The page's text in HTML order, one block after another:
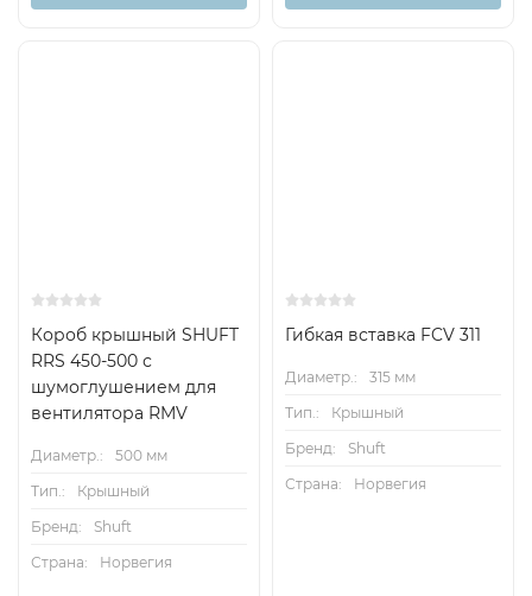
Короб крышный SHUFT
RRS 450-500 с
шумоглушением для
вентилятора RMV
Диаметр.:
500 мм
Тип.:
Крышный
Бренд:
Shuft
Страна:
Норвегия
Гибкая вставка FCV 311
Диаметр.:
315 мм
Тип.:
Крышный
Бренд:
Shuft
Страна:
Норвегия